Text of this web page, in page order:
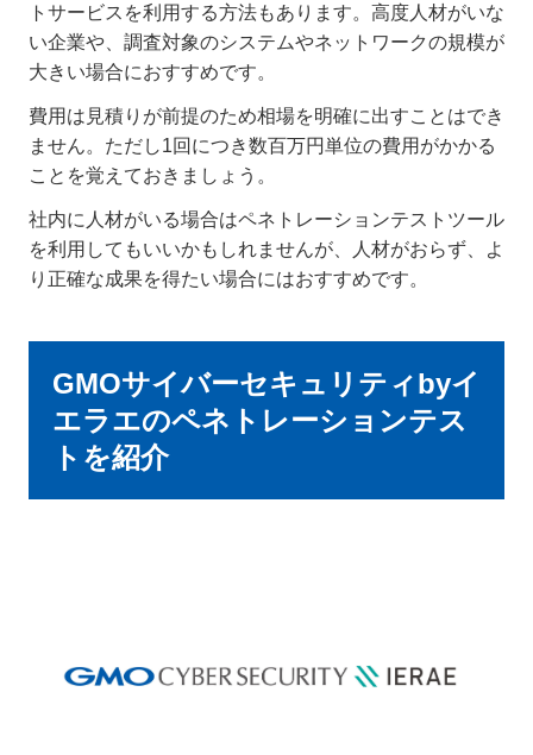
トサービスを利用する方法もあります。高度人材がいな
い企業や、調査対象のシステムやネットワークの規模が
大きい場合におすすめです。
費用は見積りが前提のため相場を明確に出すことはでき
ません。ただし1回につき数百万円単位の費用がかかる
ことを覚えておきましょう。
社内に人材がいる場合はペネトレーションテストツール
を利用してもいいかもしれませんが、人材がおらず、よ
り正確な成果を得たい場合にはおすすめです。
GMOサイバーセキュリティbyイ
エラエのペネトレーションテス
トを紹介